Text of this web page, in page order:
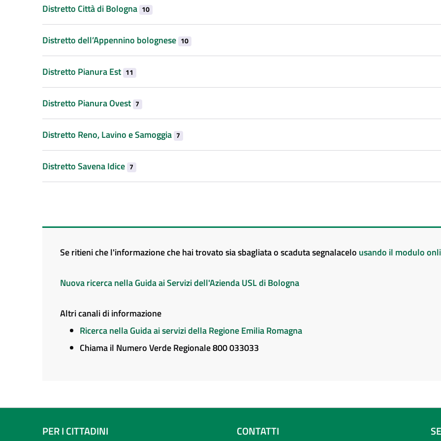
Distretto Città di Bologna 10
Distretto dell’Appennino bolognese 10
Distretto Pianura Est 11
Distretto Pianura Ovest 7
Distretto Reno, Lavino e Samoggia 7
Distretto Savena Idice 7
Se ritieni che l'informazione che hai trovato sia sbagliata o scaduta segnalacelo usando il modulo
Nuova ricerca nella Guida ai Servizi dell'Azienda USL di Bologna
Altri canali di informazione
Ricerca nella Guida ai servizi della Regione Emilia Romagna
Chiama il Numero Verde Regionale 800 033033
PER I CITTADINI CONTATTI